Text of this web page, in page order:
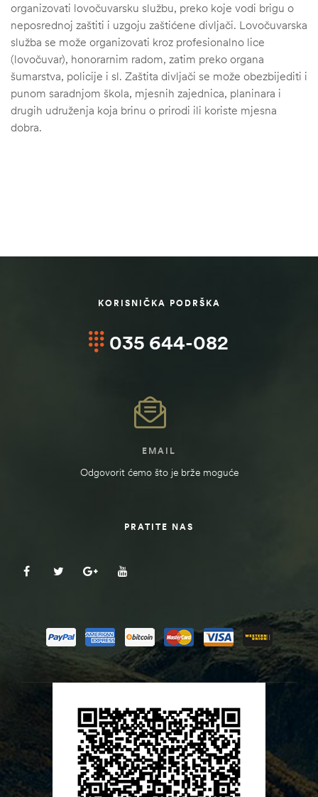
organizovati lovočuvarsku službu, preko koje vodi brigu o
neposrednoj zaštiti i uzgoju zaštićene divljači. Lovočuvarska
služba se može organizovati kroz profesionalno lice
(lovočuvar), honorarnim radom, zatim preko organa
šumarstva, policije i sl. Zaštita divljači se može obezbijediti i
punom saradnjom škola, mjesnih zajednica, planinara i
drugih udruženja koja brinu o prirodi ili koriste mjesna
dobra.
KORISNIČKA PODRŠKA
035 644-082
EMAIL
Odgovorit ćemo što je brže moguće
PRATITE NAS